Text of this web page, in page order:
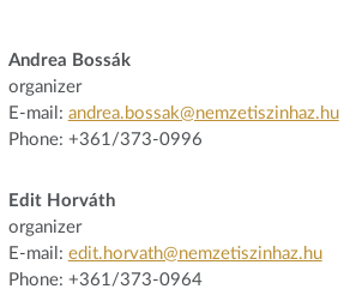
Andrea Bossák
organizer
E-mail: andrea.bossak@nemzetiszinhaz.hu
Phone: +361/373-0996
Edit Horváth
organizer
E-mail: edit.horvath@nemzetiszinhaz.hu
Phone: +361/373-0964